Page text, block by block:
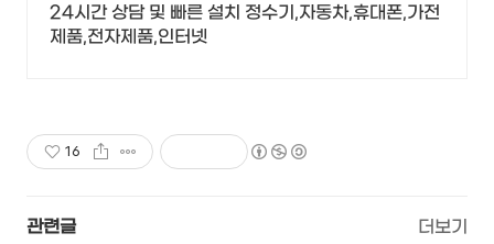
24시간 상담 및 빠른 설치 정수기,자동차,휴대폰,가전
제품,전자제품,인터넷
16
관련글 더보기